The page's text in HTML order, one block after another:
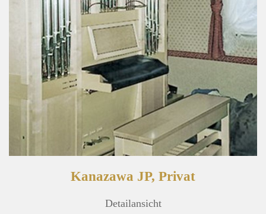
Kanazawa JP, Privat
Detailansicht